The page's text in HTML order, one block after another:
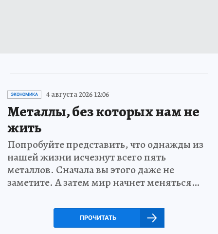
ЭКОНОМИКА 4 августа 2026 12:06
Металлы, без которых нам не
жить
Попробуйте представить, что однажды из
нашей жизни исчезнут всего пять
металлов. Сначала вы этого даже не
заметите. А затем мир начнет меняться…
ПРОЧИТАТЬ